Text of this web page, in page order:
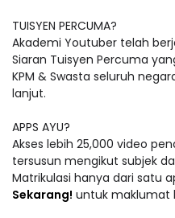
TUISYEN PERCUMA?
Akademi Youtuber telah
Siaran Tuisyen Percuma
KPM & Swasta seluruh
lanjut.
APPS AYU?
Akses lebih 25,000 video
tersusun mengikut subjek
Matrikulasi hanya dari satu
Sekarang! untuk maklumat